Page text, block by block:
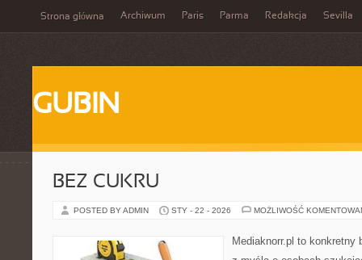
Strona główna Archiwum Paris Parma Redakcja Sevilla
GUBIN
BEZ CUKRU
POSTED BY ADMIN STY - 22 - 2026 MOŻLIWOŚĆ
Mediaknorr.pl to konkretny